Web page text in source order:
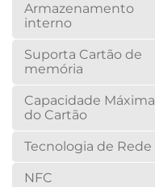
Armazenamento
interno
Suporta Cartão de
memória
Capacidade Máxima
do Cartão
Tecnologia de Rede
NFC